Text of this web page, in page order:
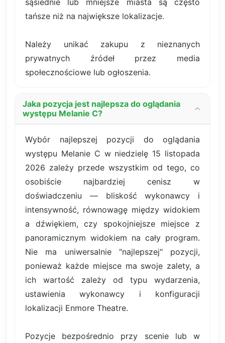
tańsze niż na największe lokalizacje.
Należy unikać zakupu z nieznanych
prywatnych źródeł przez media
społecznościowe lub ogłoszenia.
Jaka pozycja jest najlepsza do oglądania
występu Melanie C?
Wybór najlepszej pozycji do oglądania
występu Melanie C w niedzielę 15 listopada
2026 zależy przede wszystkim od tego, co
osobiście najbardziej cenisz w
doświadczeniu — bliskość wykonawcy i
intensywność, równowagę między widokiem
a dźwiękiem, czy spokojniejsze miejsce z
panoramicznym widokiem na cały program.
Nie ma uniwersalnie "najlepszej" pozycji,
ponieważ każde miejsce ma swoje zalety, a
ich wartość zależy od typu wydarzenia,
ustawienia wykonawcy i konfiguracji
lokalizacji Enmore Theatre.
Pozycje bezpośrednio przy scenie lub w